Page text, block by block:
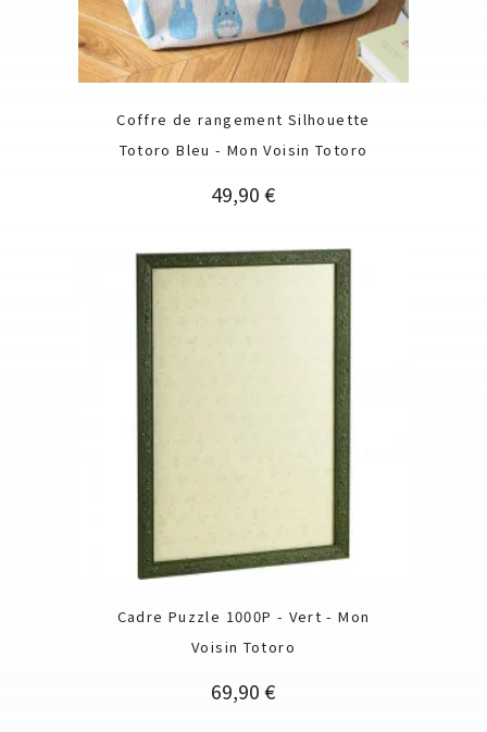
Coffre de rangement Silhouette
Totoro Bleu - Mon Voisin Totoro
Prix
49,90 €
Cadre Puzzle 1000P - Vert - Mon
Voisin Totoro
Prix
69,90 €